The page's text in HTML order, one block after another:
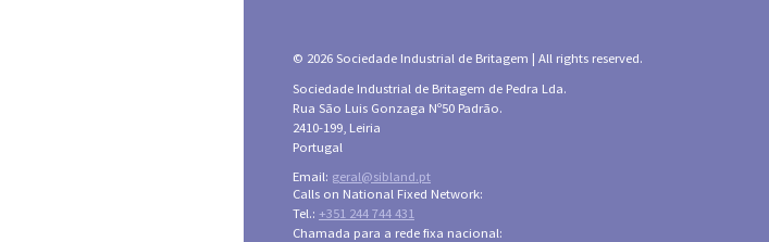
© 2026 Sociedade Industrial de Britagem | All rights reserved.
Sociedade Industrial de Britagem de Pedra Lda.
Rua São Luis Gonzaga Nº50 Padrão.
2410-199, Leiria
Portugal
Email: geral@sibland.pt
Calls on National Fixed Network:
Tel.: +351 244 744 431
Chamada para a rede fixa nacional: